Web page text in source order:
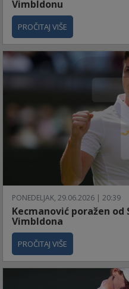
Vimbldonu
PROČITAJ VIŠE
PONEDELJAK, 29.06.2026 | 20:39
Kecmanović poražen
Vimbldona
PROČITAJ VIŠE